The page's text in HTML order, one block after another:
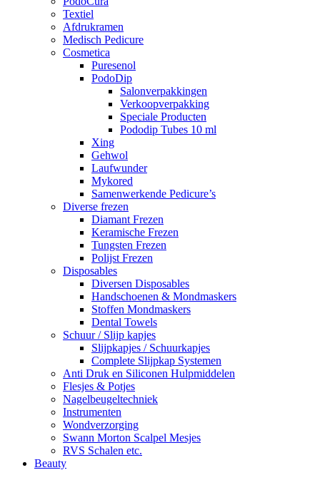
Textiel
Afdrukramen
Medisch Pedicure
Cosmetica
Puresenol
PodoDip
Salonverpakkingen
Verkoopverpakking
Speciale Producten
Pododip Tubes 10 ml
Xing
Gehwol
Laufwunder
Mykored
Samenwerkende Pedicure’s
Diverse frezen
Diamant Frezen
Keramische Frezen
Tungsten Frezen
Polijst Frezen
Disposables
Diversen Disposables
Handschoenen & Mondmaskers
Stoffen Mondmaskers
Dental Towels
Schuur / Slijp kapjes
Slijpkapjes / Schuurkapjes
Complete Slijpkap Systemen
Anti Druk en Siliconen Hulpmiddelen
Flesjes & Potjes
Nagelbeugeltechniek
Instrumenten
Wondverzorging
Swann Morton Scalpel Mesjes
RVS Schalen etc.
Beauty